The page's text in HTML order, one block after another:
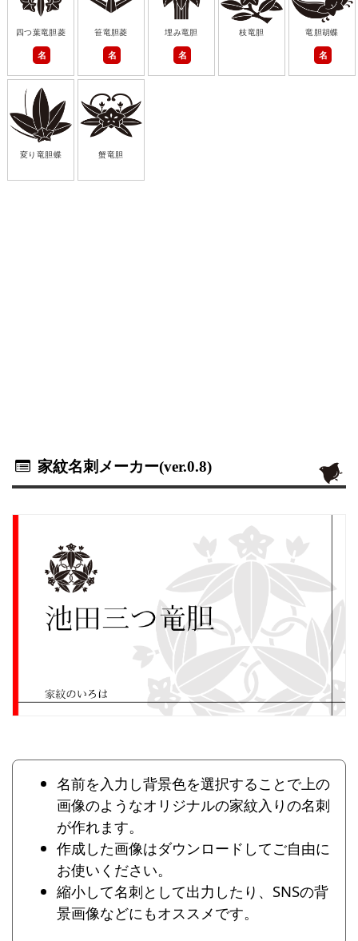
四つ葉竜胆菱
名
笹竜胆菱
名
埋み竜胆
名
枝竜胆 竜胆胡蝶
名
変り竜胆蝶 蟹竜胆
家紋名刺メーカー(ver.0.8)
名前を入力し背景色を選択することで上の
画像のようなオリジナルの家紋入りの名刺
が作れます。
作成した画像はダウンロードしてご自由に
お使いください。
縮小して名刺として出力したり、SNSの背
景画像などにもオススメです。